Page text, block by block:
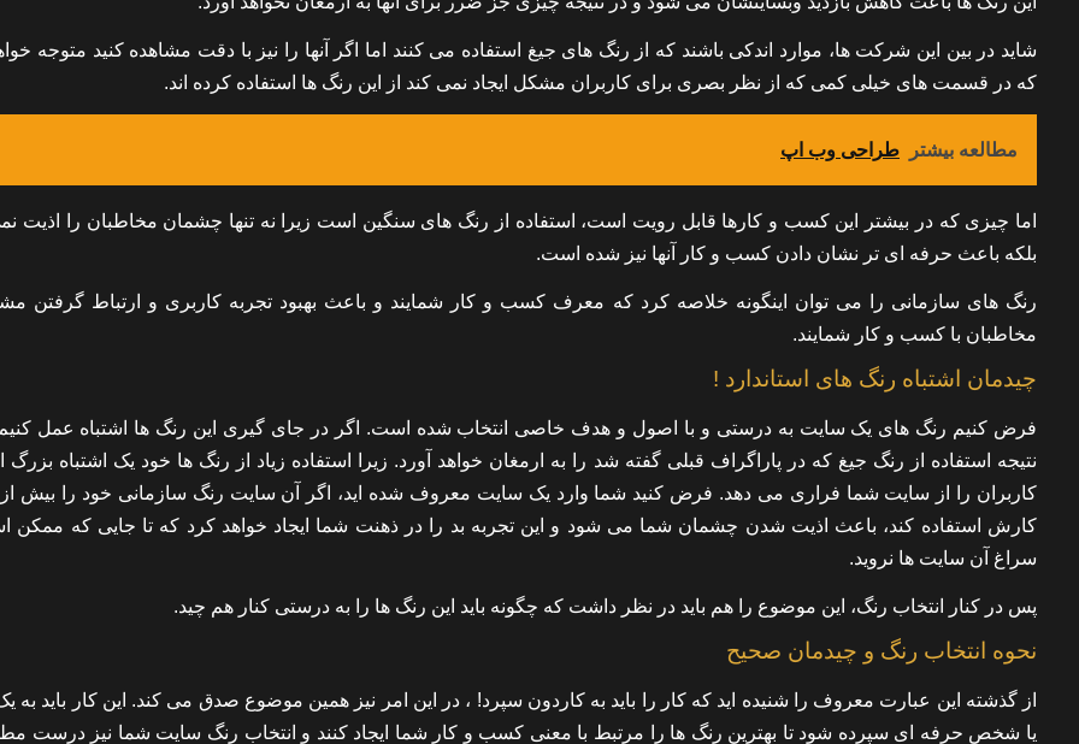
شاید در بین این شرکت ها، موارد اندکی باشند که از رنگ های جیغ استفاده می کنند اما اگر آنها را نیز با دقت مشاهده کنید متوجه
که در قسمت های خیلی کمی که از نظر بصری برای کاربران مشکل ایجاد نمی کند از این رنگ ها استفاده کرده اند.
مطالعه بیشتر طراحی وب اپ
اما چیزی که در بیشتر این کسب و کارها قابل رویت است، استفاده از رنگ های سنگین است زیرا نه تنها چشمان مخاطبان را اذیت
بلکه باعث حرفه ای تر نشان دادن کسب و کار آنها نیز شده است.
رنگ های سازمانی را می توان اینگونه خلاصه کرد که معرف کسب و کار شمایند و باعث بهبود تجربه کاربری و ارتباط گرفتن
مخاطبان با کسب و کار شمایند.
چیدمان اشتباه رنگ های استاندارد !
فرض کنیم رنگ های یک سایت به درستی و با اصول و هدف خاصی انتخاب شده است. اگر در جای گیری این رنگ ها اشتباه عمل
نتیجه استفاده از رنگ جیغ که در پاراگراف قبلی گفته شد را به ارمغان خواهد آورد. زیرا استفاده زیاد از رنگ ها خود یک اشتباه
کاربران را از سایت شما فراری می دهد. فرض کنید شما وارد یک سایت معروف شده اید، اگر آن سایت رنگ سازمانی خود را بیش
کارش استفاده کند، باعث اذیت شدن چشمان شما می شود و این تجربه بد را در ذهنت شما ایجاد خواهد کرد که تا جایی که ممکن
سراغ آن سایت ها نروید.
پس در کنار انتخاب رنگ، این موضوع را هم باید در نظر داشت که چگونه باید این رنگ ها را به درستی کنار هم چید.
نحوه انتخاب رنگ و چیدمان صحیح
از گذشته این عبارت معروف را شنیده اید که کار را باید به کاردون سپرد! ، در این امر نیز همین موضوع صدق می کند. این کار باید به
یا شخص حرفه ای سپرده شود تا بهترین رنگ ها را مرتبط با معنی کسب و کار شما ایجاد کنند و انتخاب رنگ سایت شما نیز درست